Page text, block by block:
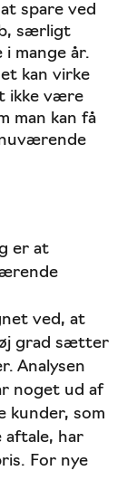
spare ved
særligt
mange år.
kan virke
ikke være
man kan få
er at
ved, at
grad sætter
Analysen
noget ud af
kunder, som
aftale, har
For nye